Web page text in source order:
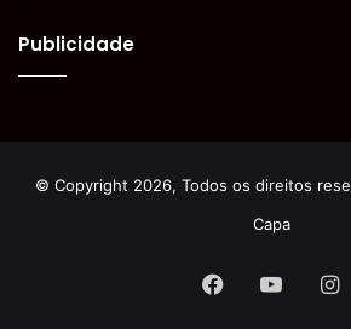
Publicidade
© Copyright 2026, Todos os direitos
Capa
Facebook